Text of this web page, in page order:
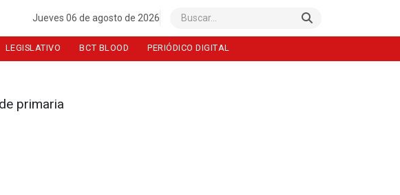
Jueves 06 de agosto de 2026 Buscar
LEGISLATIVO BCT BLOOD PERIÓDICO DIGITAL